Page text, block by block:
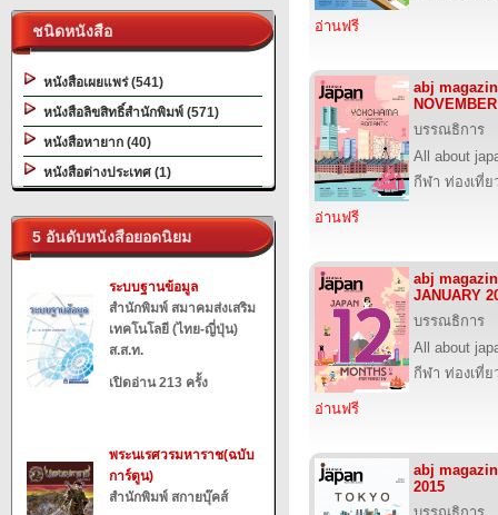
ชนิดหนังสือ
หนังสือเผยแพร่ (541)
หนังสือลิขสิทธิ์สำนักพิมพ์ (571)
หนังสือหายาก (40)
หนังสือต่างประเทศ (1)
5 อันดับหนังสือยอดนิยม
ระบบฐานข้อมูล
สำนักพิมพ์ สมาคมส่งเสริม
เทคโนโลยี (ไทย-ญี่ปุ่น)
ส.ส.ท.
เปิดอ่าน 213 ครั้ง
พระนเรศวรมหาราช(ฉบับ
การ์ตูน)
สำนักพิมพ์ สกายบุ๊คส์
อ่านฟรี
abj
บรรณธิการ
All about
กีฬา ท่องเที่
อ่านฟรี
abj
JANUARY
บรรณธิการ
All about
กีฬา ท่องเที่
อ่านฟรี
abj
2015